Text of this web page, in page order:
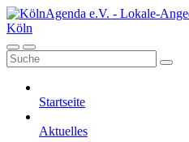
Startseite
Aktuelles